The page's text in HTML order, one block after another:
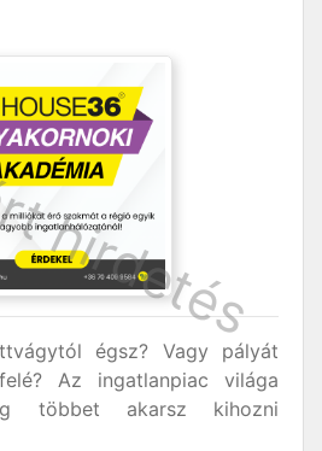
égsz? Vagy pályát
Az ingatlanpiac világa
többet akarsz kihozni